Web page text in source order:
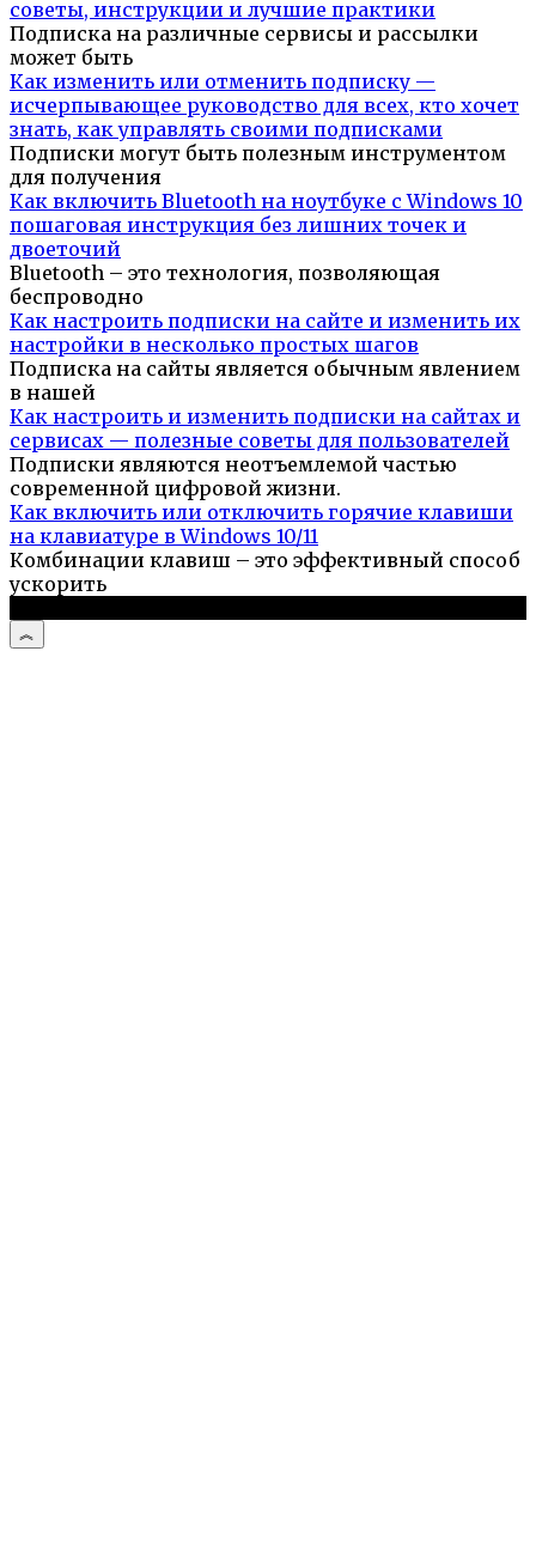
советы, инструкции и лучшие практики
Подписка на различные сервисы и рассылки
может быть
Как изменить или отменить подписку —
исчерпывающее руководство для всех, кто хочет
знать, как управлять своими подписками
Подписки могут быть полезным инструментом
для получения
Как включить Bluetooth на ноутбуке с Windows 10
пошаговая инструкция без лишних точек и
двоеточий
Bluetooth – это технология, позволяющая
беспроводно
Как настроить подписки на сайте и изменить их
настройки в несколько простых шагов
Подписка на сайты является обычным явлением
в нашей
Как настроить и изменить подписки на сайтах и
сервисах — полезные советы для пользователей
Подписки являются неотъемлемой частью
современной цифровой жизни.
Как включить или отключить горячие клавиши
на клавиатуре в Windows 10/11
Комбинации клавиш – это эффективный способ
ускорить